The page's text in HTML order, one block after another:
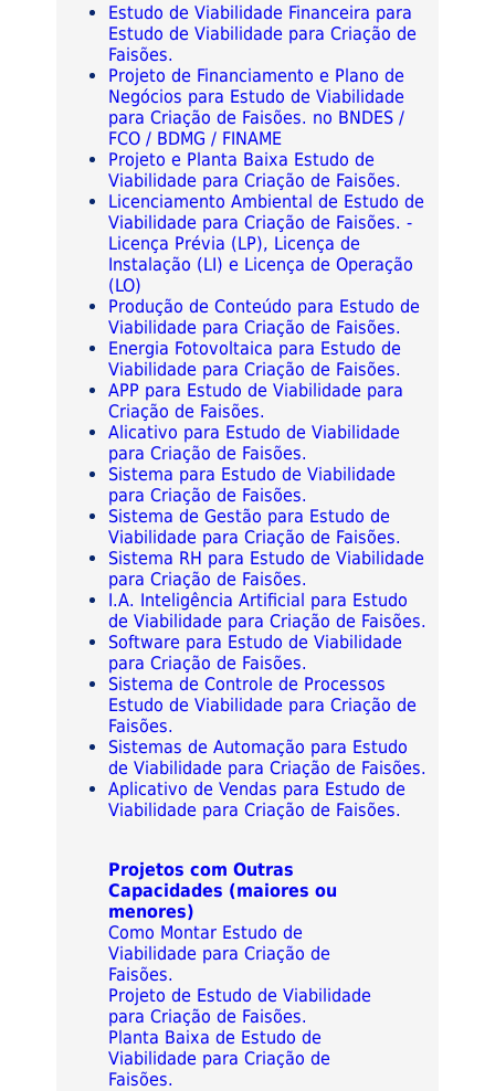
Estudo de Viabilidade Financeira para
Estudo de Viabilidade para Criação de
Faisões.
Projeto de Financiamento e Plano de
Negócios para Estudo de Viabilidade
para Criação de Faisões. no BNDES /
FCO / BDMG / FINAME
Projeto e Planta Baixa Estudo de
Viabilidade para Criação de Faisões.
Licenciamento Ambiental de Estudo de
Viabilidade para Criação de Faisões. -
Licença Prévia (LP), Licença de
Instalação (LI) e Licença de Operação
(LO)
Produção de Conteúdo para Estudo de
Viabilidade para Criação de Faisões.
Energia Fotovoltaica para Estudo de
Viabilidade para Criação de Faisões.
APP para Estudo de Viabilidade para
Criação de Faisões.
Alicativo para Estudo de Viabilidade
para Criação de Faisões.
Sistema para Estudo de Viabilidade
para Criação de Faisões.
Sistema de Gestão para Estudo de
Viabilidade para Criação de Faisões.
Sistema RH para Estudo de Viabilidade
para Criação de Faisões.
I.A. Inteligência Artificial para Estudo
de Viabilidade para Criação de Faisões.
Software para Estudo de Viabilidade
para Criação de Faisões.
Sistema de Controle de Processos
Estudo de Viabilidade para Criação de
Faisões.
Sistemas de Automação para Estudo
de Viabilidade para Criação de Faisões.
Aplicativo de Vendas para Estudo de
Viabilidade para Criação de Faisões.
Projetos com Outras
Capacidades (maiores ou
menores)
Como Montar Estudo de
Viabilidade para Criação de
Faisões.
Projeto de Estudo de Viabilidade
para Criação de Faisões.
Planta Baixa de Estudo de
Viabilidade para Criação de
Faisões.